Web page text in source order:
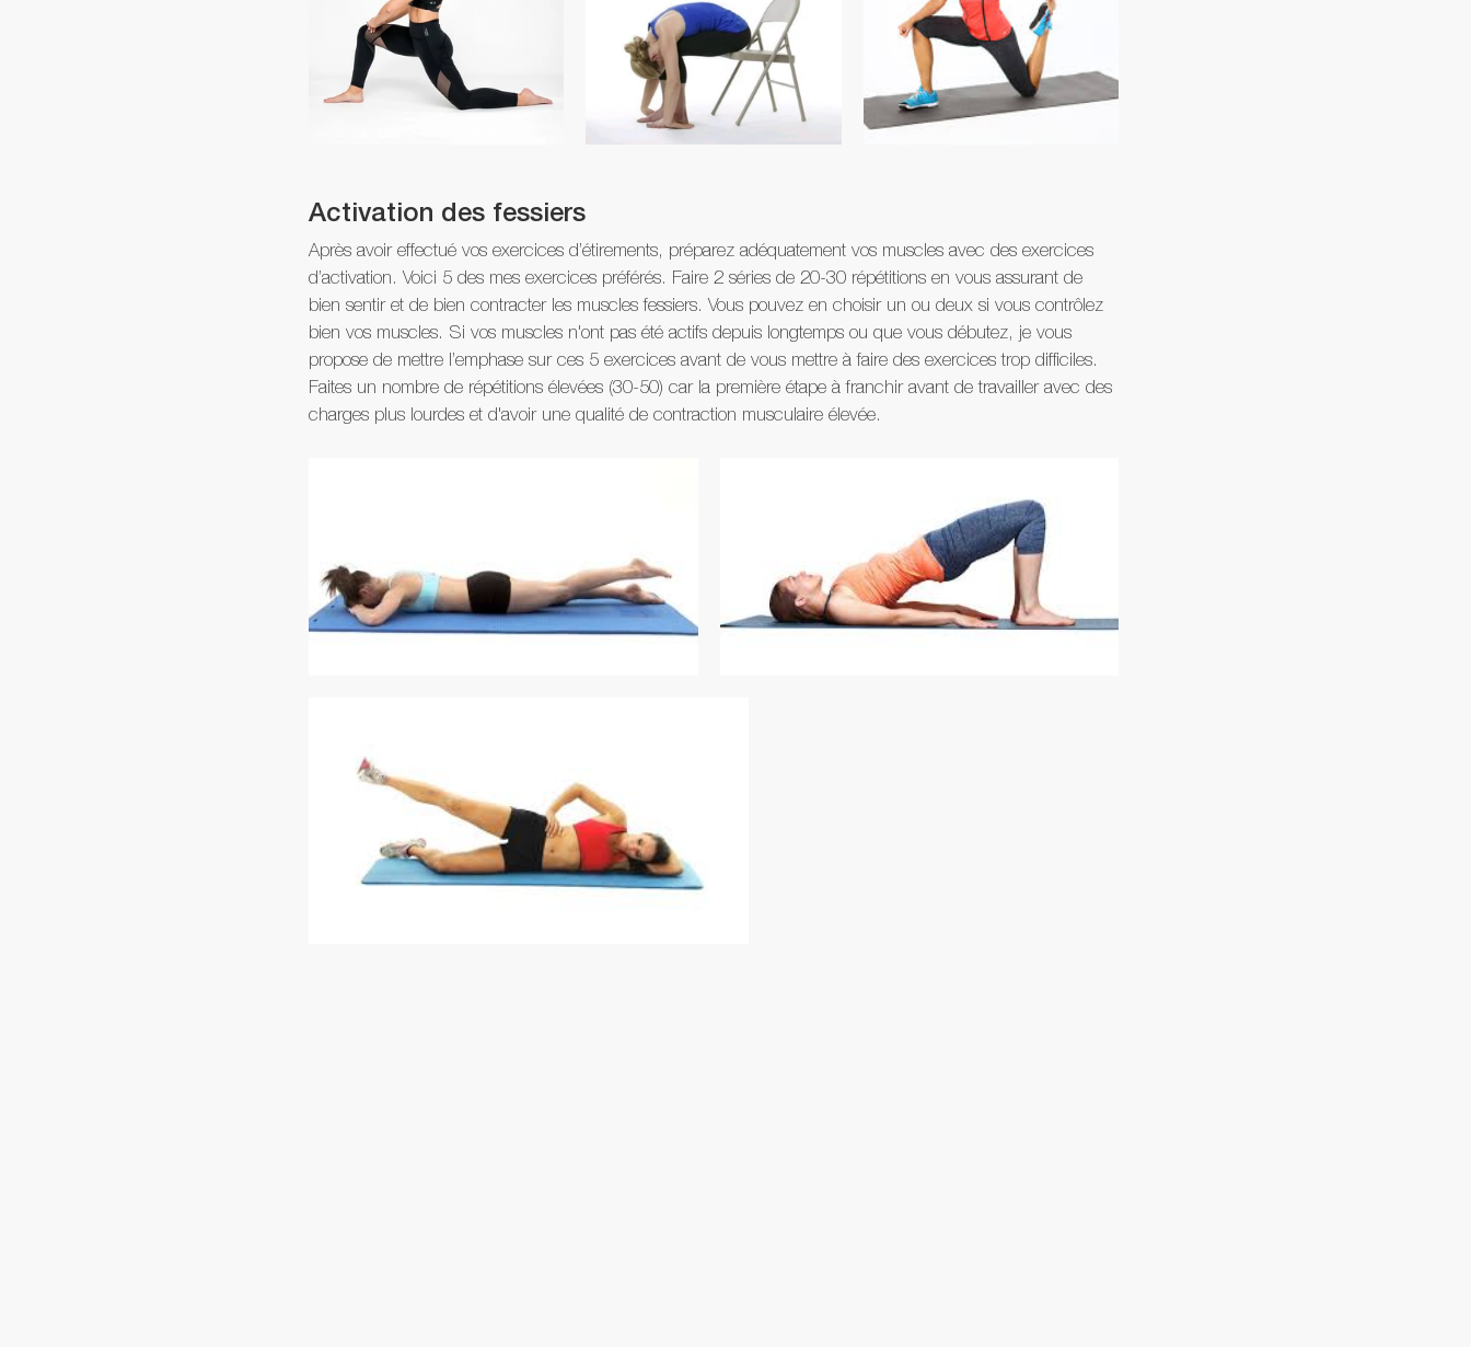
Activation des fessiers
Après avoir effectué vos exercices d’étirements, préparez adéquatement vos muscles avec des exercices
d’activation. Voici 5 des mes exercices préférés. Faire 2 séries de 20-30 répétitions en vous assurant de
bien sentir et de bien contracter les muscles fessiers. Vous pouvez en choisir un ou deux si vous contrôlez
bien vos muscles. Si vos muscles n'ont pas été actifs depuis longtemps ou que vous débutez, je vous
propose de mettre l’emphase sur ces 5 exercices avant de vous mettre à faire des exercices trop difficiles.
Faites un nombre de répétitions élevées (30-50) car la première étape à franchir avant de travailler avec des
charges plus lourdes et d'avoir une qualité de contraction musculaire élevée.